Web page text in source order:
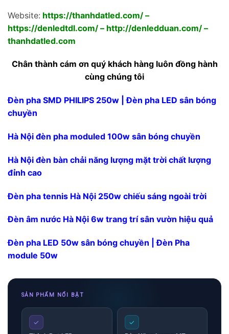
Website: https://thanhdatled.com/ –
https://denledtdl.com/ – http://denledduan.com/ –
thanhdatled.com
Chân thành cám ơn quý khách hàng luôn đồng hành
cùng chúng tôi
Đèn pha SMD PHILIPS 250w | Đèn pha LED sân bóng
chuyền
Hà Nội đèn pha moduled 100w sân bóng chuyền
Hà Nội đèn bàn chải năng lượng mặt trời chất lượng
đỉnh cao
Đèn pha tennis Hà Nội 250w chiếu sáng ngoài trời
Đèn âm nước Hà Nội 6w trang trí sân vườn hiệu quả
Đèn pha LED 50w sân bóng chuyền | Đèn Pha
module 50w
SẢN PHẨM NỔI BẬT
✓ ✓